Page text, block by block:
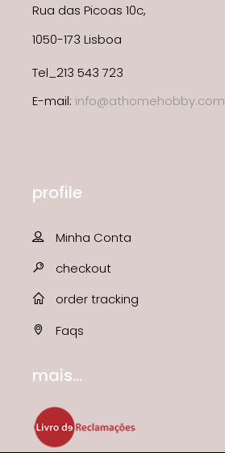
Rua das Picoas 10c,
1050-173 Lisboa
Tel_213 543 723
E-mail: info@athomehobby.com
profile
Minha Conta
checkout
order tracking
Faqs
mais...